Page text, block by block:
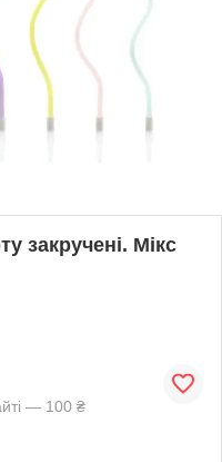
закручені. Мікс
— 100 ₴